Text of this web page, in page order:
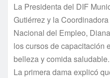
La Presidenta del DIF
Gutiérrez y la
Nacional del Empleo,
los cursos de capacitación
belleza y comida saludable.
La primera dama explicó